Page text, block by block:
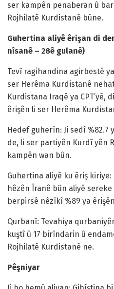
ser kampên penaberan û
Rojhilatê Kurdistanê bûne.
Guhertina aliyê êrişan di
nîsanê – 28ê gulanê)
Tevî ragihandina agirbestê
ser Herêma Kurdistanê
Kurdistana Iraqê ya CPT’yê,
êrişên li ser Herêma
Hedef guherîn: Ji sedî
de, li ser partiyên Kurdî yên
kampên wan bûn.
Guhertina aliyê ku êriş
hêzên Îranê bûn aliyê
berpirsê nêzîkî %89 ya
Qurbanî: Tevahiya
kuştî û 17 birîndarin û
Rojhilatê Kurdistanê ne.
Pêşniyar